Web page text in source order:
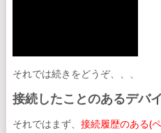
それでは続きをどうぞ、、、
接続したことのあるデバ
それではまず、 接続履歴のある(